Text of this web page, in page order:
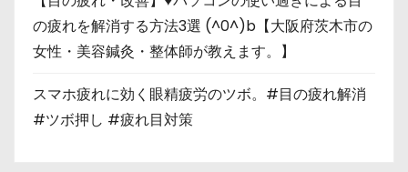
の疲れを解消する方法3選 (^0^)b【大阪府茨木市の
女性・美容鍼灸・整体師が教えます。】
スマホ疲れに効く眼精疲労のツボ。#目の疲れ解消
#ツボ押し #疲れ目対策